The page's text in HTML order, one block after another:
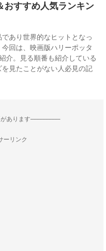
おすすめ人気ランキン
あり世界的なヒットとなっ
回は、映画版ハリーポッタ
介。見る順番も紹介している
見たことがない人必見の記
あります--------------------
ーリンク